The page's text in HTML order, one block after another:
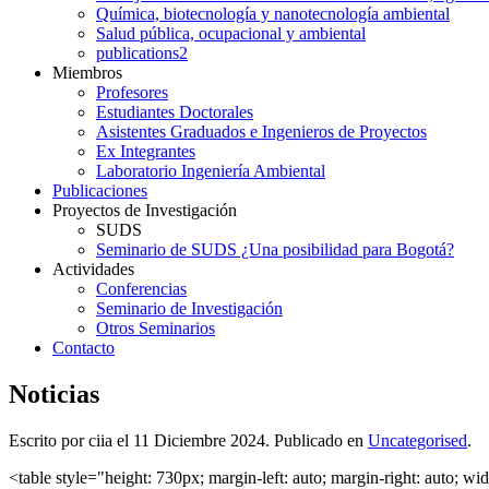
Química, biotecnología y nanotecnología ambiental
Salud pública, ocupacional y ambiental
publications2
Miembros
Profesores
Estudiantes Doctorales
Asistentes Graduados e Ingenieros de Proyectos
Ex Integrantes
Laboratorio Ingeniería Ambiental
Publicaciones
Proyectos de Investigación
SUDS
Seminario de SUDS ¿Una posibilidad para Bogotá?
Actividades
Conferencias
Seminario de Investigación
Otros Seminarios
Contacto
Noticias
Escrito por ciia el 11 Diciembre 2024. Publicado en Uncategorised.
<table style="height: 730px; margin-left: auto; margin-right: auto;